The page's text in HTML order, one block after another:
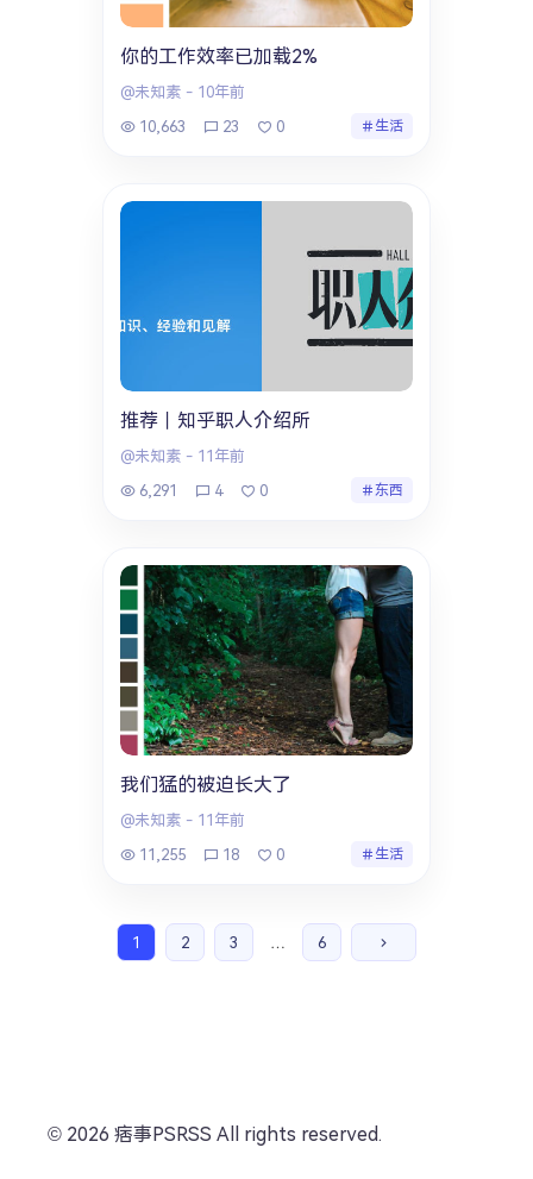
你的工作效率已加载2%
@未知素 - 10年前
10,663
23 0 生活
推荐｜知乎职人介绍所
@未知素 - 11年前
6,291
4 0 东西
我们猛的被迫长大了
@未知素 - 11年前
11,255
18 0 生活
1 2 3 … 6
© 2026 痞事PSRSS All rights reserved.